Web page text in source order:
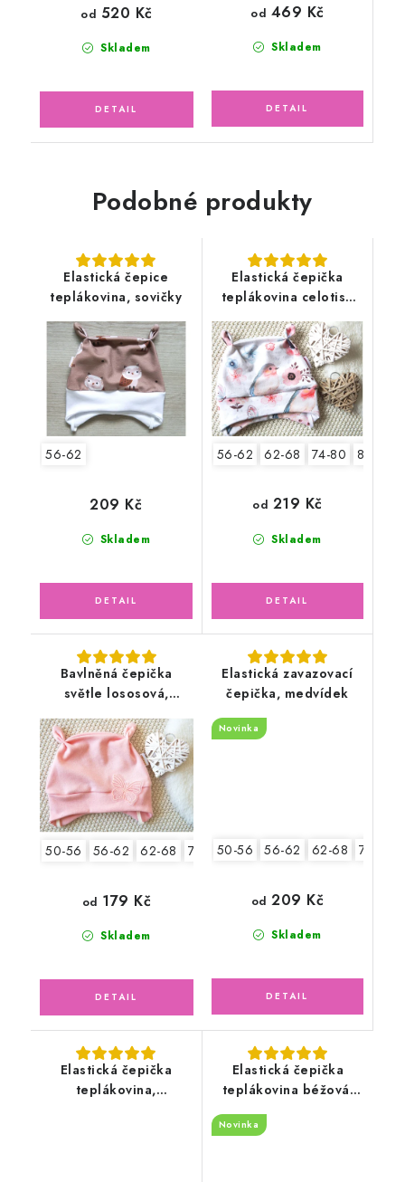
Skladem
od 520 Kč
Skladem
od 469 Kč
Podobné produkty
Elastická čepice
teplákovina, sovičky
56-62
Skladem
209 Kč
Elastická čepička
teplákovina celotisk
ptáčci, květy
56-62 62-68 74-80 80-86
Skladem
od 219 Kč
Bavlněná čepička
světle lososová,
50-56 56-62 62-68 74-80 80-86
Skladem
od 179 Kč
Elastická zavazovací
čepička, medvídek
Novinka
50-56 56-62 62-68 74-80
Skladem
od 209 Kč
Elastická čepička
teplákovina,
Elastická čepička
teplákovina béžová,
Novinka